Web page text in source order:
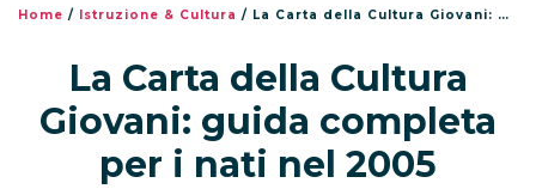
Home / Istruzione & Cultura / La Carta della Cultura Giovani: guida completa per i nati nel 2005
La Carta della Cultura
Giovani: guida completa
per i nati nel 2005